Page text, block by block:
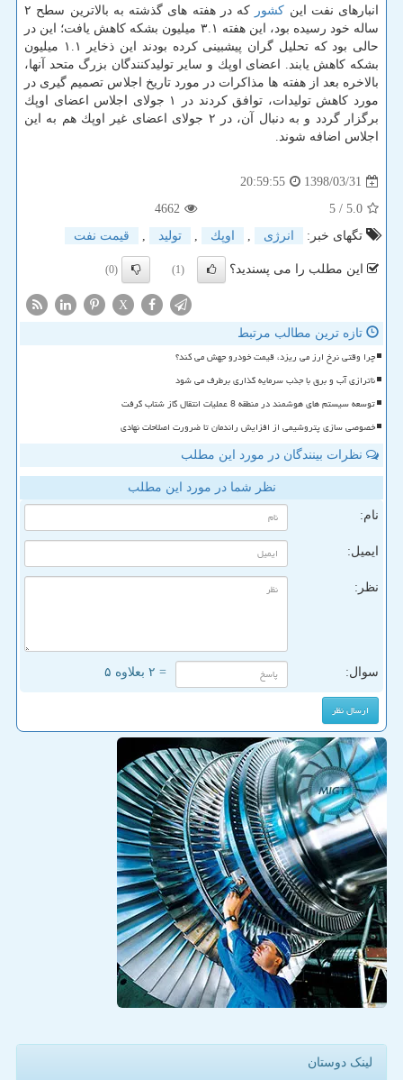
انبارهای نفت این كشور
كه در هفته های گذشته به بالاترین سطح ۲
ساله خود رسیده بود، این هفته ۳.۱ میلیون بشكه كاهش یافت؛ این در
حالی بود كه تحلیل گران پیشبینی كرده بودند این ذخایر ۱.۱ میلیون
بشكه كاهش یابند. اعضای اوپك و سایر تولیدكنندگان بزرگ متحد آنها،
بالاخره بعد از هفته ها مذاكرات در مورد تاریخ اجلاس تصمیم گیری در
مورد كاهش تولیدات، توافق كردند در ۱ جولای اجلاس اعضای اوپك
برگزار گردد و به دنبال آن، در ۲ جولای اعضای غیر اوپك هم به این
اجلاس اضافه شوند.
1398/03/31
20:59:55
5.0
/ 5
4662
تگهای خبر:
انرژی , اوپك , تولید , قیمت نفت
این مطلب را می پسندید؟ (1)
(0)
X
تازه ترین مطالب مرتبط
چرا وقتی نرخ ارز می ریزد، قیمت خودرو جهش می کند؟
ناترازی آب و برق با جذب سرمایه گذاری برطرف می شود
توسعه سیستم های هوشمند در منطقه 8 عملیات انتقال گاز شتاب گرفت
خصوصی سازی پتروشیمی از افزایش راندمان تا ضرورت اصلاحات نهادی
نظرات بینندگان در مورد این مطلب
نظر شما در مورد این مطلب
نام:
ایمیل:
نظر:
سوال: = ۲ بعلاوه ۵
لینک دوستان